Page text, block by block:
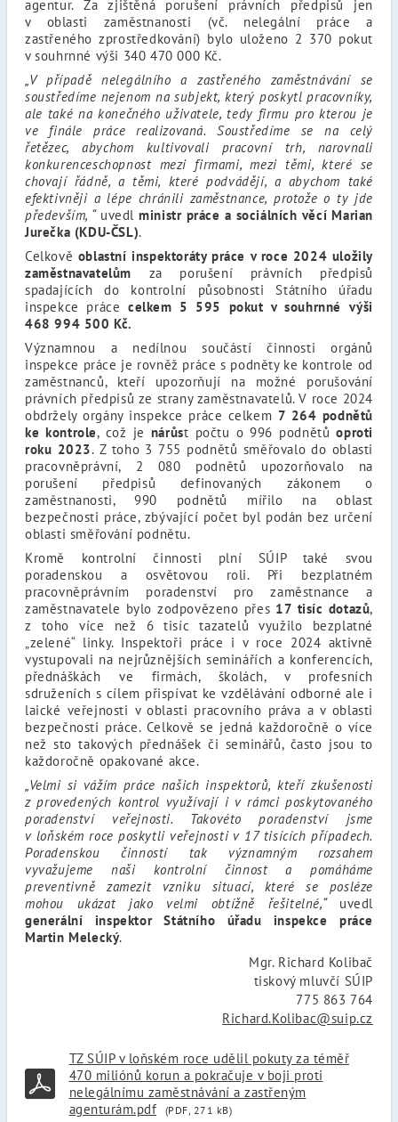
agentur. Za zjištěná porušení právních předpisů jen
v oblasti zaměstnanosti (vč. nelegální práce a
zastřeného zprostředkování) bylo uloženo 2 370 pokut
v souhrnné výši 340 470 000 Kč.
„V případě nelegálního a zastřeného zaměstnávání se
soustředíme nejenom na subjekt, který poskytl pracovníky,
ale také na konečného uživatele, tedy firmu pro kterou je
ve finále práce realizovaná. Soustředíme se na celý
řetězec, abychom kultivovali pracovní trh, narovnali
konkurenceschopnost mezi firmami, mezi těmi, které se
chovají řádně, a těmi, které podvádějí, a abychom také
efektivněji a lépe chránili zaměstnance, protože o ty jde
především, “ uvedlministr práce a sociálních věcí Marian
Jurečka (KDU-ČSL).
Celkově oblastní inspektoráty práce v roce 2024 uložily
zaměstnavatelům za porušení právních předpisů
spadajících do kontrolní působnosti Státního úřadu
inspekce práce celkem 5 595 pokut v souhrnné výši
468 994 500 Kč.
Významnou a nedílnou součástí činnosti orgánů
inspekce práce je rovněž práce s podněty ke kontrole od
zaměstnanců, kteří upozorňují na možné porušování
právních předpisů ze strany zaměstnavatelů. V roce 2024
obdržely orgány inspekce práce celkem 7 264 podnětů
ke kontrole, což je nárůst počtu o 996 podnětůoproti
roku 2023. Z toho 3 755 podnětů směřovalo do oblasti
pracovněprávní, 2 080 podnětů upozorňovalo na
porušení předpisů definovaných zákonem o
zaměstnanosti, 990 podnětů mířilo na oblast
bezpečnosti práce, zbývající počet byl podán bez určení
oblasti směřování podnětu.
Kromě kontrolní činnosti plní SÚIP také svou
poradenskou a osvětovou roli. Při bezplatném
pracovněprávním poradenství pro zaměstnance a
zaměstnavatele bylo zodpovězeno přes 17 tisíc dotazů,
z toho více než 6 tisíc tazatelů využilo bezplatné
„zelené“ linky. Inspektoři práce i v roce 2024 aktivně
vystupovali na nejrůznějších seminářích a konferencích,
přednáškách ve firmách, školách, v profesních
sdruženích s cílem přispívat ke vzdělávání odborné ale i
laické veřejnosti v oblasti pracovního práva a v oblasti
bezpečnosti práce. Celkově se jedná každoročně o více
než sto takových přednášek či seminářů, často jsou to
každoročně opakované akce.
„Velmi si vážím práce našich inspektorů, kteří zkušenosti
z provedených kontrol využívají i v rámci poskytovaného
poradenství veřejnosti. Takovéto poradenství jsme
v loňském roce poskytli veřejnosti v 17 tisících případech.
Poradenskou činností tak významným rozsahem
vyvažujeme naši kontrolní činnost a pomáháme
preventivně zamezit vzniku situací, které se posléze
mohou ukázat jako velmi obtížně řešitelné,“ uvedl
generální inspektor Státního úřadu inspekce práce
Martin Melecký.
Mgr. Richard Kolibač
tiskový mluvčí SÚIP
775 863 764
Richard.Kolibac@suip.cz
TZ SÚIP v loňském roce udělil pokuty za téměř
470 miliónů korun a pokračuje v boji proti
nelegálnímu zaměstnávání a zastřeným
agenturám.pdf
(PDF, 271 kB)